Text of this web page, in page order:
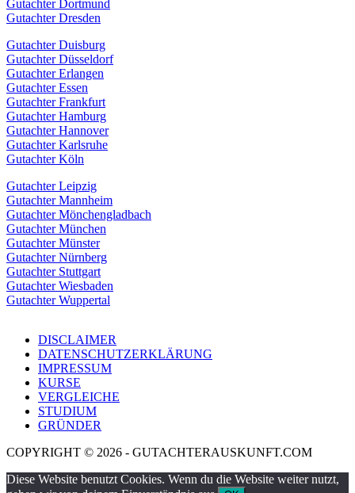
Gutachter Dortmund
Gutachter Dresden
Gutachter Duisburg
Gutachter Düsseldorf
Gutachter Erlangen
Gutachter Essen
Gutachter Frankfurt
Gutachter Hamburg
Gutachter Hannover
Gutachter Karlsruhe
Gutachter Köln
Gutachter Leipzig
Gutachter Mannheim
Gutachter Mönchengladbach
Gutachter München
Gutachter Münster
Gutachter Nürnberg
Gutachter Stuttgart
Gutachter Wiesbaden
Gutachter Wuppertal
DISCLAIMER
DATENSCHUTZERKLÄRUNG
IMPRESSUM
KURSE
VERGLEICHE
STUDIUM
GRÜNDER
COPYRIGHT © 2026 - GUTACHTERAUSKUNFT.COM
Diese Website benutzt Cookies. Wenn du die Website weiter nutzt,